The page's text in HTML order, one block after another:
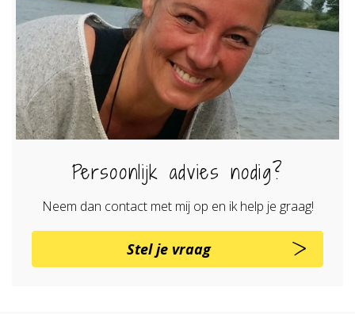
Persoonlijk advies nodig?
Neem dan contact met mij op en ik help je graag!
Stel je vraag